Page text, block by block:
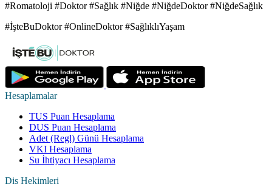
#Romatoloji #Doktor #Sağlık #Niğde #NiğdeDoktor #NiğdeSağlık
#İşteBuDoktor #OnlineDoktor #SağlıklıYaşam
Hesaplamalar
TUS Puan Hesaplama
DUS Puan Hesaplama
Adet (Regl) Günü Hesaplama
VKI Hesaplama
Su İhtiyacı Hesaplama
Diş Hekimleri